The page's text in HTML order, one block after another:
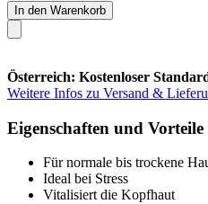
In den Warenkorb
Österreich: Kostenloser
Weitere Infos zu Versand &
Eigenschaften und Vorteile
Für normale bis trockene
Ideal bei Stress
Vitalisiert die Kopfhaut